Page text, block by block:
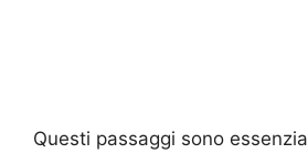
Questi passaggi sono